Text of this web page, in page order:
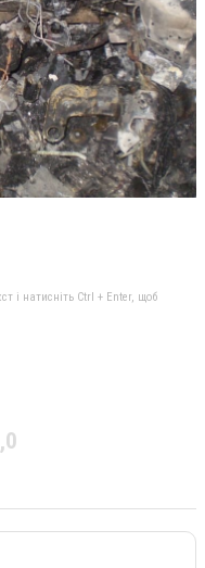
і натисніть Ctrl + Enter, щоб